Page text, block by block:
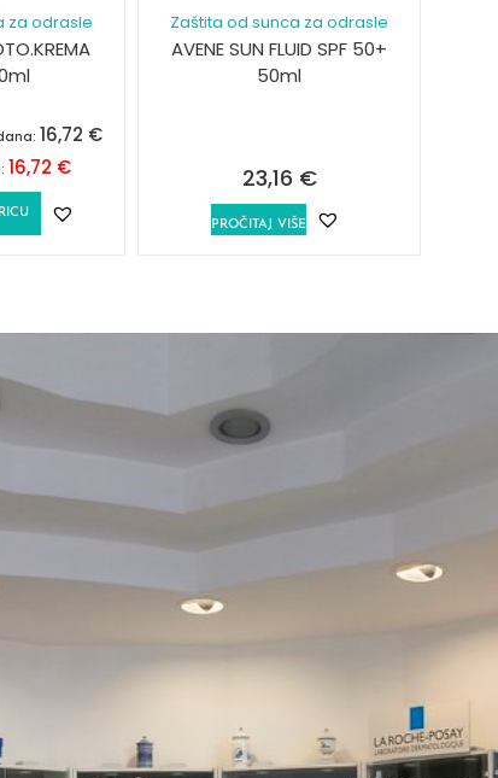
za odrasle
16,72 €
16,72 €
Zaštita od sunca za odrasle
AVENE SUN FLUID SPF 50+
50ml
23,16 €
PROČITAJ VIŠE